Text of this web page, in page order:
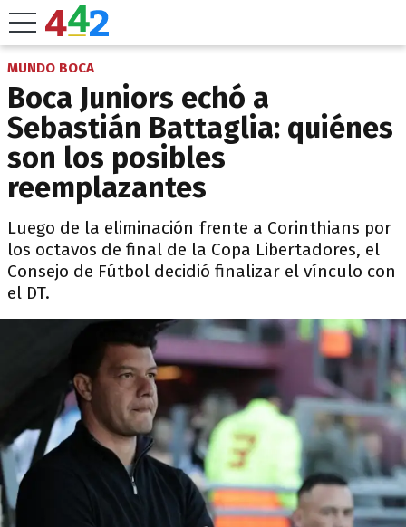
MUNDO BOCA
Boca Juniors echó a
Sebastián Battaglia: quiénes
son los posibles
reemplazantes
Luego de la eliminación frente a Corinthians por
los octavos de final de la Copa Libertadores, el
Consejo de Fútbol decidió finalizar el vínculo con
el DT.